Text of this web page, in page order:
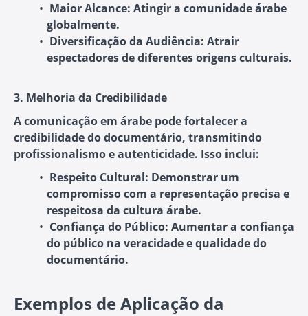
Maior Alcance: Atingir a comunidade árabe
globalmente.
Diversificação da Audiência: Atrair
espectadores de diferentes origens culturais.
3. Melhoria da Credibilidade
A comunicação em árabe pode fortalecer a
credibilidade do documentário, transmitindo
profissionalismo e autenticidade. Isso inclui:
Respeito Cultural: Demonstrar um
compromisso com a representação precisa e
respeitosa da cultura árabe.
Confiança do Público: Aumentar a confiança
do público na veracidade e qualidade do
documentário.
Exemplos de Aplicação da